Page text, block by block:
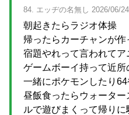
84. エッヂの名無し 2026/06/24
朝起きたらラジオ体操
帰ったらカーチャンが
宿題やれって言われて
ゲームボーイ持って近所
一緒にポケモンしたり
昼飯食ったらウォータ
ルで遊びまくって帰り